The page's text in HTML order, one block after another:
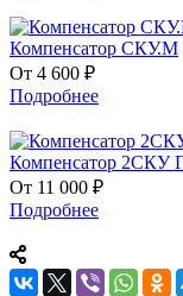
Компенсатор СКУ.М
От 4 600 ₽
Подробнее
Компенсатор 2СКУ
От 11 000 ₽
Подробнее